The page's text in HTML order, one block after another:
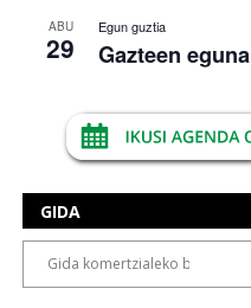
ABU
29
Egun guztia
Gazteen eguna
GIDA